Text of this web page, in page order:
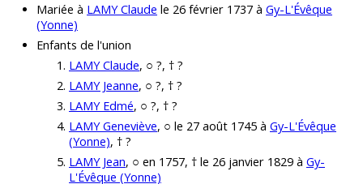
Mariée à LAMY Claude le 26 février 1737 à Gy-L'Évêque
(Yonne)
Enfants de l'union
LAMY Claude, ○ ?, † ?
LAMY Jeanne, ○ ?, † ?
LAMY Edmé, ○ ?, † ?
LAMY Geneviève, ○ le 27 août 1745 à Gy-L'Évêque
(Yonne), † ?
LAMY Jean, ○ en 1757, † le 26 janvier 1829 à Gy-
L'Évêque (Yonne)